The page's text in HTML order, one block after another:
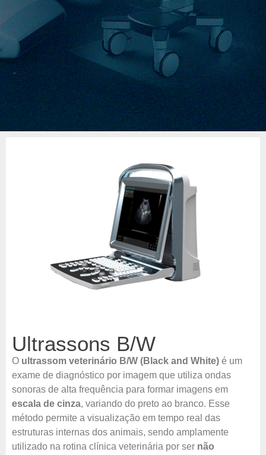
Ultrassons B/W
O ultrassom veterinário B/W (Black and White) é um
exame de diagnóstico por imagem que utiliza ondas
sonoras de alta frequência para formar imagens em
escala de cinza, variando do preto ao branco. Esse
método permite a visualização em tempo real das
estruturas internas dos animais, sendo amplamente
utilizado na rotina clínica veterinária por ser não